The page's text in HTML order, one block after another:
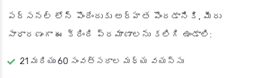
పర్సనల్ లోన్ పొందేందుకు అర్హత పొందడానికి, మీరు
సాధారణంగా ఈ క్రింది ప్రమాణాలను కలిగి ఉండాలి:
21 మరియు 60 సంవత్సరాల మధ్య వయస్సు